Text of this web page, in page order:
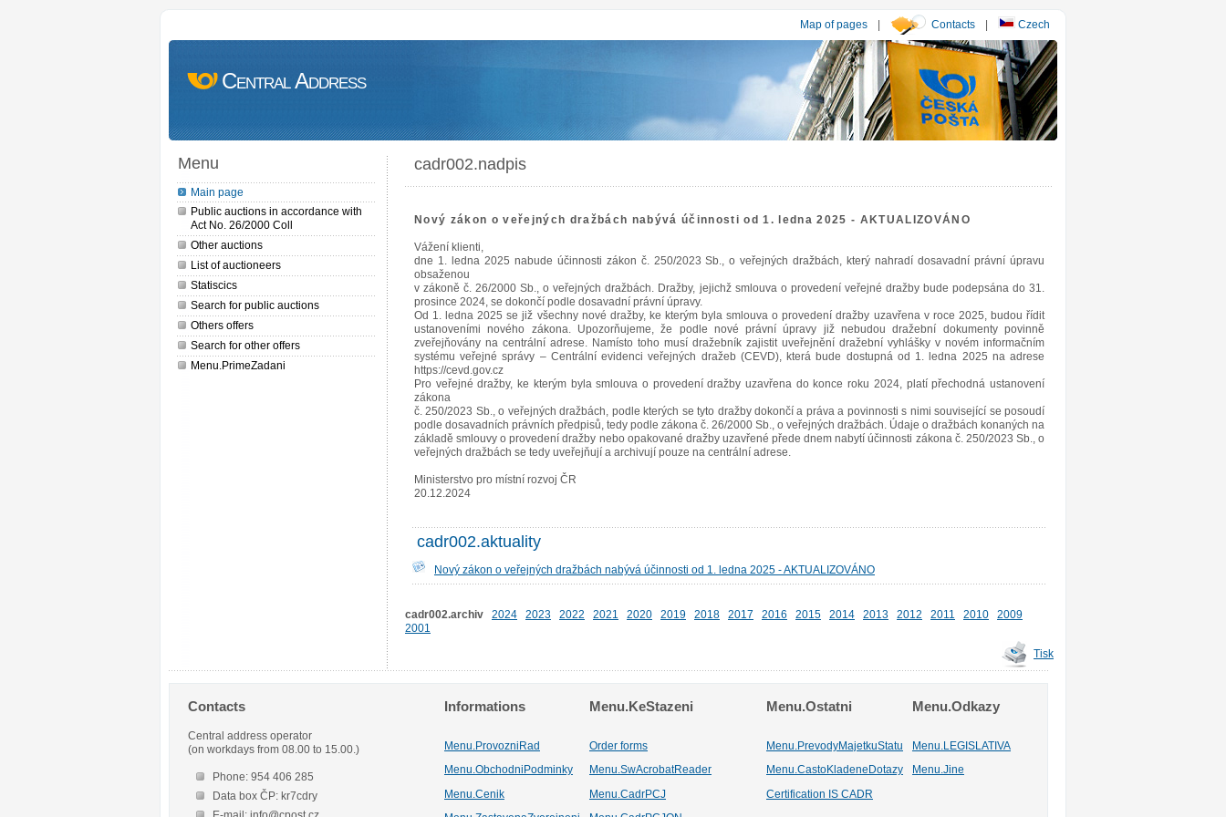
Map of pages | Contacts | Czech
Central Address
Menu
Main page
Public auctions in accordance with
Act No. 26/2000 Coll
Other auctions
List of auctioneers
Statiscics
Search for public auctions
Others offers
Search for other offers
Menu.PrimeZadani
cadr002.nadpis
Nový zákon o veřejných dražbách nabývá účinnosti od 1. ledna 2025 - AKTUALIZOVÁNO
Vážení klienti,
dne 1. ledna 2025 nabude účinnosti zákon č. 250/2023 Sb., o veřejných dražbách, který nahradí dosavadní právní úpravu
obsaženou
v zákoně č. 26/2000 Sb., o veřejných dražbách. Dražby, jejichž smlouva o provedení veřejné dražby bude podepsána do 31.
prosince 2024, se dokončí podle dosavadní právní úpravy.
Od 1. ledna 2025 se již všechny nové dražby, ke kterým byla smlouva o provedení dražby uzavřena v roce 2025, budou řídit
ustanoveními nového zákona. Upozorňujeme, že podle nové právní úpravy již nebudou dražební dokumenty povinně
zveřejňovány na centrální adrese. Namísto toho musí dražebník zajistit uveřejnění dražební vyhlášky v novém informačním
systému veřejné správy – Centrální evidenci veřejných dražeb (CEVD), která bude dostupná od 1. ledna 2025 na adrese
https://cevd.gov.cz
Pro veřejné dražby, ke kterým byla smlouva o provedení dražby uzavřena do konce roku 2024, platí přechodná ustanovení
zákona
č. 250/2023 Sb., o veřejných dražbách, podle kterých se tyto dražby dokončí a práva a povinnosti s nimi související se posoudí
podle dosavadních právních předpisů, tedy podle zákona č. 26/2000 Sb., o veřejných dražbách. Údaje o dražbách konaných na
základě smlouvy o provedení dražby nebo opakované dražby uzavřené přede dnem nabytí účinnosti zákona č. 250/2023 Sb., o
veřejných dražbách se tedy uveřejňují a archivují pouze na centrální adrese.
Ministerstvo pro místní rozvoj ČR
20.12.2024
cadr002.aktuality
Nový zákon o veřejných dražbách nabývá účinnosti od 1. ledna 2025 - AKTUALIZOVÁNO
cadr002.archiv 2024 2023 2022 2021 2020 2019 2018 2017 2016 2015 2014 2013 2012 2011 2010
2009
2001
Tisk
Contacts
Central address operator
(on workdays from 08.00 to 15.00.)
Phone: 954 406 285
Data box ČP: kr7cdry
Informations Menu.KeStazeni Menu.Ostatni Menu.Odkazy
Menu.ProvozniRad Order forms Menu.PrevodyMajetkuStatu
Menu.LEGISLATIVA
Menu.ObchodniPodminky
Menu.SwAcrobatReader Menu.CastoKladeneDotazy Menu.Jine
Menu.Cenik Menu.CadrPCJ
Certification IS CADR